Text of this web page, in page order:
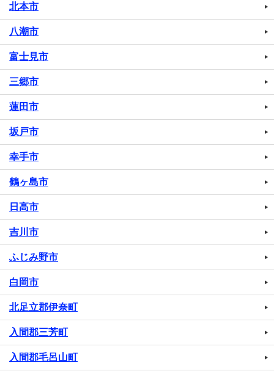
北本市
八潮市
富士見市
三郷市
蓮田市
坂戸市
幸手市
鶴ヶ島市
日高市
吉川市
ふじみ野市
白岡市
北足立郡伊奈町
入間郡三芳町
入間郡毛呂山町